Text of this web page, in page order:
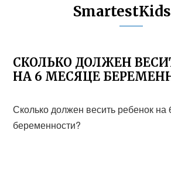
СКОЛЬКО ДОЛЖЕН
НА 6 МЕСЯЦЕ
Сколько должен весить ребенок на
беременности?